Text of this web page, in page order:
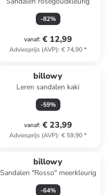
-82%
vanaf: € 12,99
Adviesprijs (AVP): € 74,90*
billowy
Leren sandalen kaki
-59%
vanaf: € 23,99
Adviesprijs (AVP): € 59,90*
billowy
Sandalen "Rosso" meerkleurig
-64%